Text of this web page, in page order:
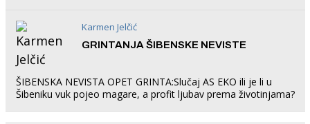
Karmen Jelčić
GRINTANJA ŠIBENSKE NEVISTE
ŠIBENSKA NEVISTA OPET GRINTA:Slučaj AS EKO ili je li u
Šibeniku vuk pojeo magare, a profit ljubav prema životinjama?